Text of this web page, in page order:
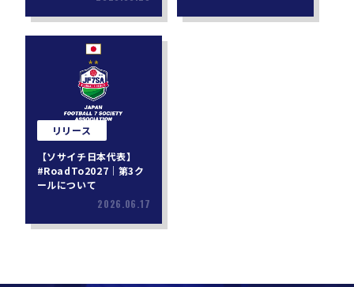
リリース
【ソサイチ日本代表】
#RoadTo2027｜第3ク
ールについて
2026.06.17